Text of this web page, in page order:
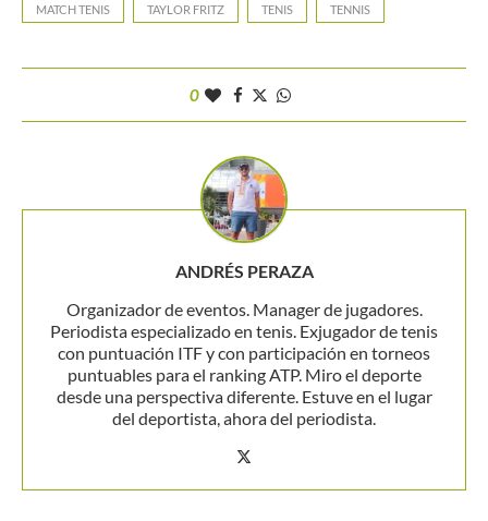
MATCH TENIS TAYLOR FRITZ TENIS TENNIS
0
ANDRÉS PERAZA
Organizador de eventos. Manager de jugadores.
Periodista especializado en tenis. Exjugador de tenis
con puntuación ITF y con participación en torneos
puntuables para el ranking ATP. Miro el deporte
desde una perspectiva diferente. Estuve en el lugar
del deportista, ahora del periodista.